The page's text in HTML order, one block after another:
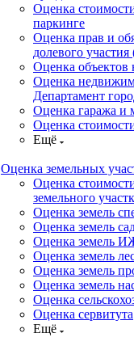
Оценка
паркинге
Оценка прав и
долевого
Оценка объектов
Оценка
Департамент
Оценка гаража и
Оценка
Ещё
Оценка земельных
Оценка
земельного
Оценка земель
Оценка земель
Оценка земель
Оценка земель
Оценка земель
Оценка земель
Оценка
Оценка сервитута
Ещё